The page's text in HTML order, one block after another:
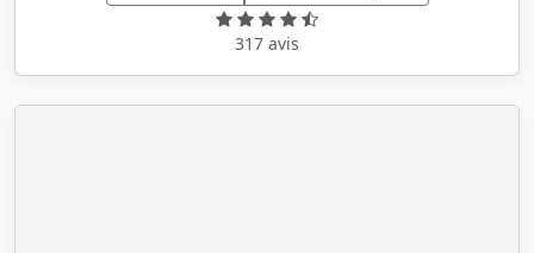
317 avis